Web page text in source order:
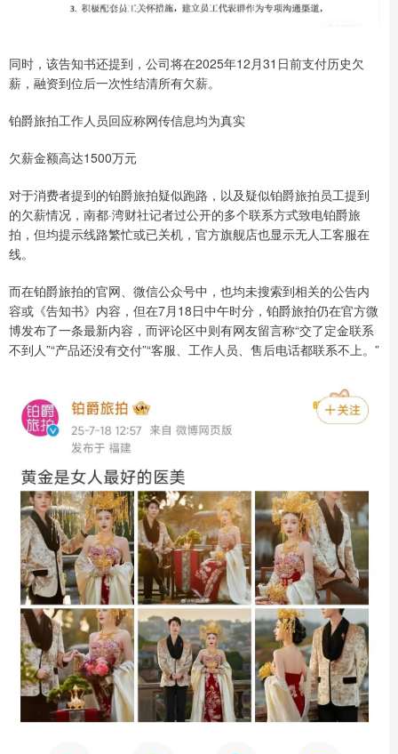
同时，该告知书还提到，公司将在2025年12月31日前支付历史欠
薪，融资到位后一次性结清所有欠薪。
铂爵旅拍工作人员回应称网传信息均为真实
欠薪金额高达1500万元
对于消费者提到的铂爵旅拍疑似跑路，以及疑似铂爵旅拍员工提到
的欠薪情况，南都·湾财社记者过公开的多个联系方式致电铂爵旅
拍，但均提示线路繁忙或已关机，官方旗舰店也显示无人工客服在
线。
而在铂爵旅拍的官网、微信公众号中，也均未搜索到相关的公告内
容或《告知书》内容，但在7月18日中午时分，铂爵旅拍仍在官方微
博发布了一条最新内容，而评论区中则有网友留言称“交了定金联系
不到人”“产品还没有交付”“客服、工作人员、售后电话都联系不上。”